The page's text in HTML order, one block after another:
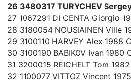
26 3480317 TURYCHEV
27 1067291 DI CENTA Giorgio
28 3180054 NOUSIAINEN Ville
29 3100110 HARVEY Alex 1988
30 3100190 BABIKOV Ivan 1980
31 3200015 REICHELT Tom
32 1100077 VITTOZ Vincent